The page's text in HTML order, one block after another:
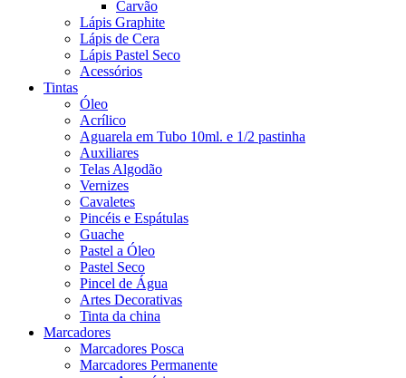
Carvão
Lápis Graphite
Lápis de Cera
Lápis Pastel Seco
Acessórios
Tintas
Óleo
Acrílico
Aguarela em Tubo 10ml. e 1/2 pastinha
Auxiliares
Telas Algodão
Vernizes
Cavaletes
Pincéis e Espátulas
Guache
Pastel a Óleo
Pastel Seco
Pincel de Água
Artes Decorativas
Tinta da china
Marcadores
Marcadores Posca
Marcadores Permanente